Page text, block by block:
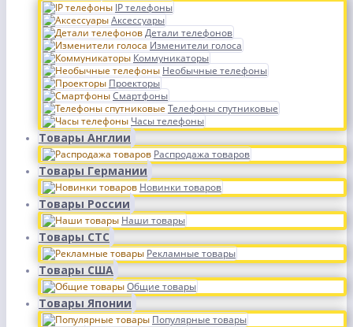
IP телефоны
Аксессуары
Детали телефонов
Изменители голоса
Коммуникаторы
Необычные телефоны
Проекторы
Смартфоны
Телефоны спутниковые
Часы телефоны
Товары Англии
Распродажа товаров
Товары Германии
Новинки товаров
Товары России
Наши товары
Товары СТС
Рекламные товары
Товары США
Общие товары
Товары Японии
Популярные товары